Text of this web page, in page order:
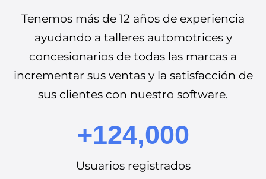
Tenemos más de 12 años de experiencia
ayudando a talleres automotrices y
concesionarios de todas las marcas a
incrementar sus ventas y la satisfacción de
sus clientes con nuestro software.
+124,000
Usuarios registrados